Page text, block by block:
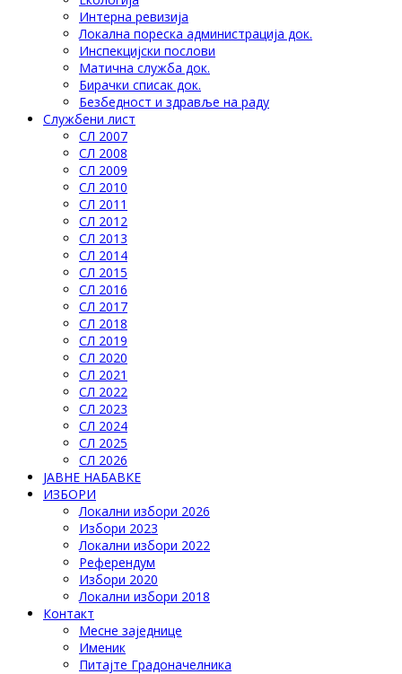
Интерна ревизија
Локална пореска администрација док.
Инспекцијски послови
Матична служба док.
Бирачки списак док.
Безбедност и здравље на раду
Службени лист
СЛ 2007
СЛ 2008
СЛ 2009
СЛ 2010
СЛ 2011
СЛ 2012
СЛ 2013
СЛ 2014
СЛ 2015
СЛ 2016
СЛ 2017
СЛ 2018
СЛ 2019
СЛ 2020
СЛ 2021
СЛ 2022
СЛ 2023
СЛ 2024
СЛ 2025
СЛ 2026
ЈАВНЕ НАБАВКЕ
ИЗБОРИ
Локални избори 2026
Избори 2023
Локални избори 2022
Референдум
Избори 2020
Локални избори 2018
Контакт
Месне заједнице
Именик
Питајте Градоначелника